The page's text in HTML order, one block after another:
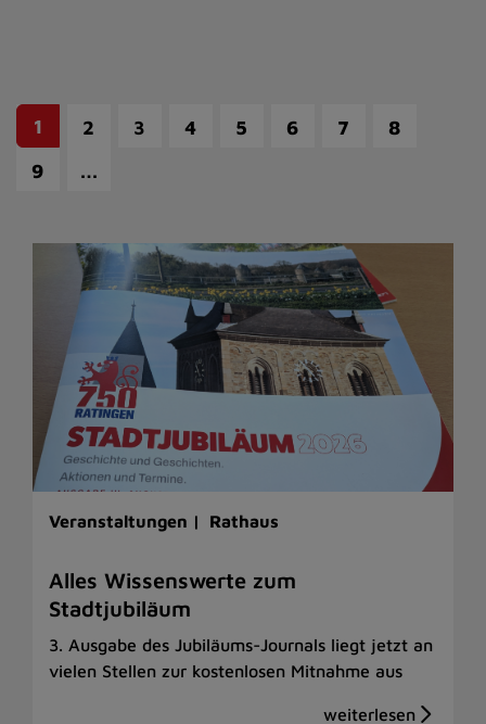
1 2 3 4 5 6 7
8
9
…
Veranstaltungen | Rathaus
Alles Wissenswerte zum
Stadtjubiläum
3. Ausgabe des Jubiläums-Journals liegt jetzt an
vielen Stellen zur kostenlosen Mitnahme aus